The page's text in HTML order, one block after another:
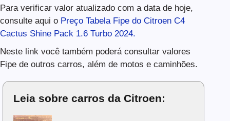
Para verificar valor atualizado com a data de hoje,
consulte aqui o Preço Tabela Fipe do Citroen C4
Cactus Shine Pack 1.6 Turbo 2024.
Neste link você também poderá consultar valores
Fipe de outros carros, além de motos e caminhões.
Leia sobre carros da Citroen: